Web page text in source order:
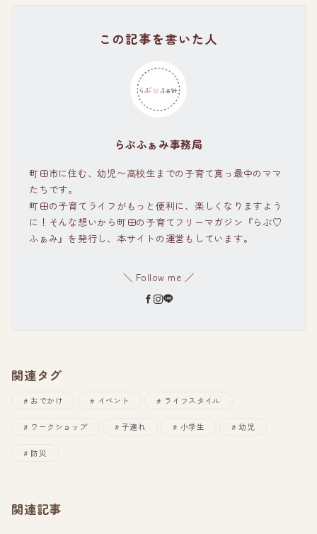
この記事を書いた人
らぶふぁみ事務局
町田市に住む、幼児〜高校生までの子育て真っ最中のママ
たちです。
町田の子育てライフがもっと便利に、楽しくなりますよう
に！そんな想いから町田の子育てフリーマガジン『らぶ♡
ふぁみ』を発行し、本サイトの運営もしています。
＼ Follow me ／
関連タグ
おでかけ イベント ライフスタイル
ワークショップ 子連れ 小学生 幼児
防災
関連記事